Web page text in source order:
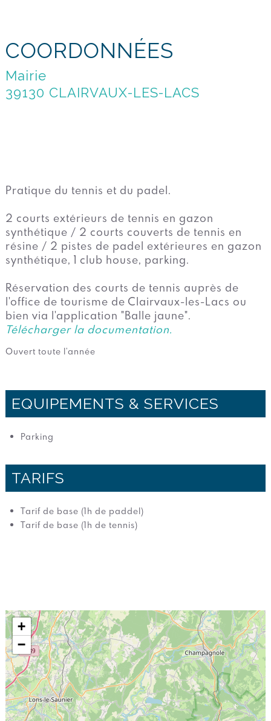
COORDONNÉES
Mairie
39130 CLAIRVAUX-LES-LACS
Pratique du tennis et du padel.
2 courts extérieurs de tennis en gazon
synthétique / 2 courts couverts de tennis en
résine / 2 pistes de padel extérieures en gazon
synthétique, 1 club house, parking.
Réservation des courts de tennis auprès de
l'office de tourisme de Clairvaux-les-Lacs ou
bien via l'application "Balle jaune".
Télécharger la documentation.
Ouvert toute l’année
EQUIPEMENTS & SERVICES
Parking
TARIFS
Tarif de base (1h de paddel)
Tarif de base (1h de tennis)
+
−